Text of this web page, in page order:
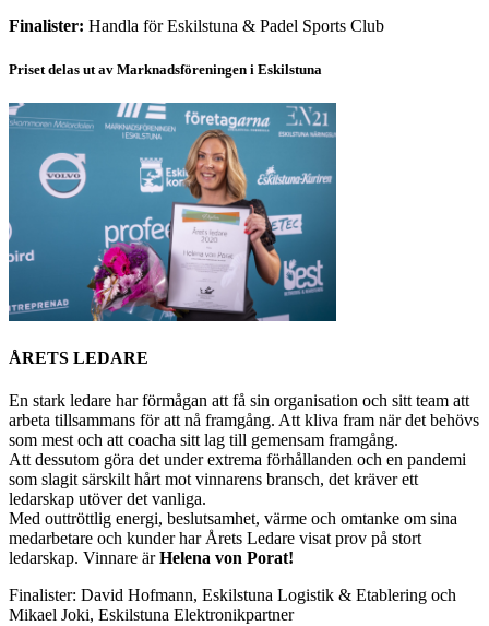
Finalister: Handla för Eskilstuna & Padel Sports Club
Priset delas ut av Marknadsföreningen i Eskilstuna
ÅRETS LEDARE
En stark ledare har förmågan att få sin organisation och sitt team att
arbeta tillsammans för att nå framgång. Att kliva fram när det behövs
som mest och att coacha sitt lag till gemensam framgång.
Att dessutom göra det under extrema förhållanden och en pandemi
som slagit särskilt hårt mot vinnarens bransch, det kräver ett
ledarskap utöver det vanliga.
Med outtröttlig energi, beslutsamhet, värme och omtanke om sina
medarbetare och kunder har Årets Ledare visat prov på stort
ledarskap. Vinnare ärHelena von Porat!
Finalister: David Hofmann, Eskilstuna Logistik & Etablering och
Mikael Joki, Eskilstuna Elektronikpartner